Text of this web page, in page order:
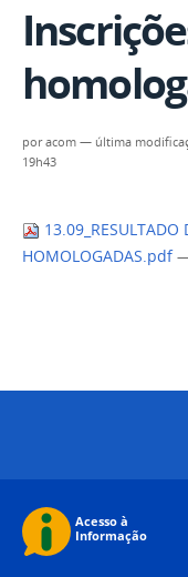
poracom — última
19h43
13.09_RESULTADO
HOMOLOGADAS.pdf —